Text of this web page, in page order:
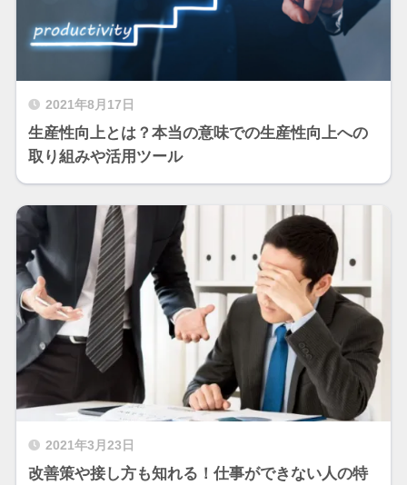
2021年8月17日
生産性向上とは？本当の意味での生産性向上への
取り組みや活用ツール
2021年3月23日
改善策や接し方も知れる！仕事ができない人の特